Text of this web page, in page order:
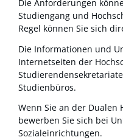
Die Anforderungen
Studiengang und
Regel können Sie sich
Die Informationen und
Internetseiten der
Studienbüros.
Wenn Sie an der Dualen
bewerben Sie sich bei
Sozialeinrichtungen.